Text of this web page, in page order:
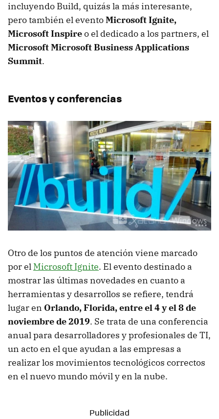
incluyendo Build, quizás la más interesante,
pero también el eventoMicrosoft Ignite,
Microsoft Inspireo el dedicado a los partners, el
Microsoft Microsoft Business Applications
Summit.
Eventos y conferencias
Otro de los puntos de atención viene marcado
por el Microsoft Ignite. El evento destinado a
mostrar las últimas novedades en cuanto a
herramientas y desarrollos se refiere, tendrá
lugar en Orlando, Florida, entre el 4 y el 8 de
noviembre de 2019. Se trata de una conferencia
anual para desarrolladores y profesionales de TI,
un acto en el que ayudan a las empresas a
realizar los movimientos tecnológicos correctos
en el nuevo mundo móvil y en la nube.